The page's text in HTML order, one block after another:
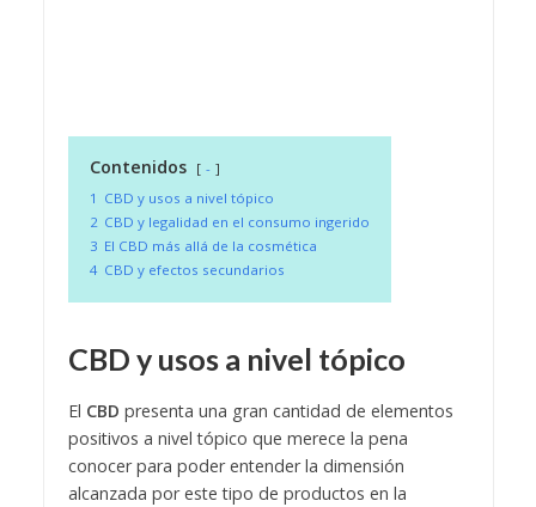
Contenidos
-
1 CBD y usos a nivel tópico
2 CBD y legalidad en el consumo ingerido
3 El CBD más allá de la cosmética
4 CBD y efectos secundarios
CBD y usos a nivel tópico
El CBD presenta una gran cantidad de elementos
positivos a nivel tópico que merece la pena
conocer para poder entender la dimensión
alcanzada por este tipo de productos en la